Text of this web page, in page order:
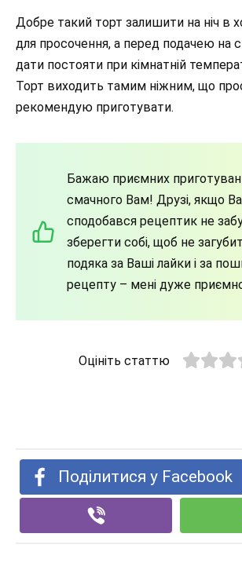
Добре такий торт залишити на ніч в
для просочення, а перед подачею на
дати постояти при кімнатній
Торт виходить тамим ніжним, що
рекомендую приготувати.
Бажаю приємних
смачного Вам! Друзі, якщо
сподобався рецептик не
зберегти собі, щоб не
подяка за Ваші лайки і за
рецепту – мені дуже
Оцініть статтю
Поділитися у Facebook